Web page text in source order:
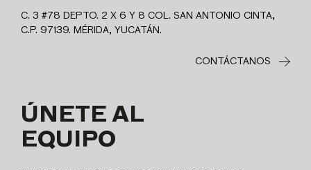
C. 3 #78 DEPTO. 2 X 6 Y 8 COL. SAN ANTONIO CINTA,
C.P. 97139. MÉRIDA, YUCATÁN.
CONTÁCTANOS
ÚNETE AL
EQUIPO